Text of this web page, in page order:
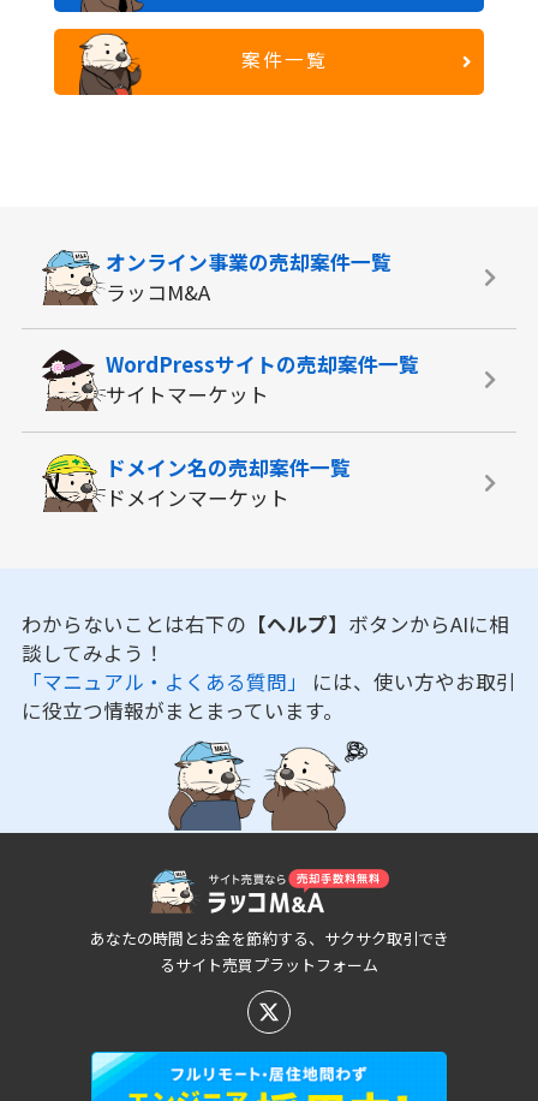
案件一覧
オンライン事業の売却案件一覧
ラッコM&A
WordPressサイトの売却案件一覧
サイトマーケット
ドメイン名の売却案件一覧
ドメインマーケット
わからないことは右下の 【ヘルプ】 ボタンからAIに相
談してみよう！
「マニュアル・よくある質問」 には、使い方やお取引
に役立つ情報がまとまっています。
あなたの時間とお金を節約する、サクサク取引でき
るサイト売買プラットフォーム